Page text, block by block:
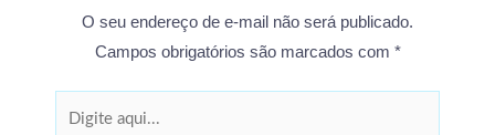
O seu endereço de e-mail não será publicado.
Campos obrigatórios são marcados com *